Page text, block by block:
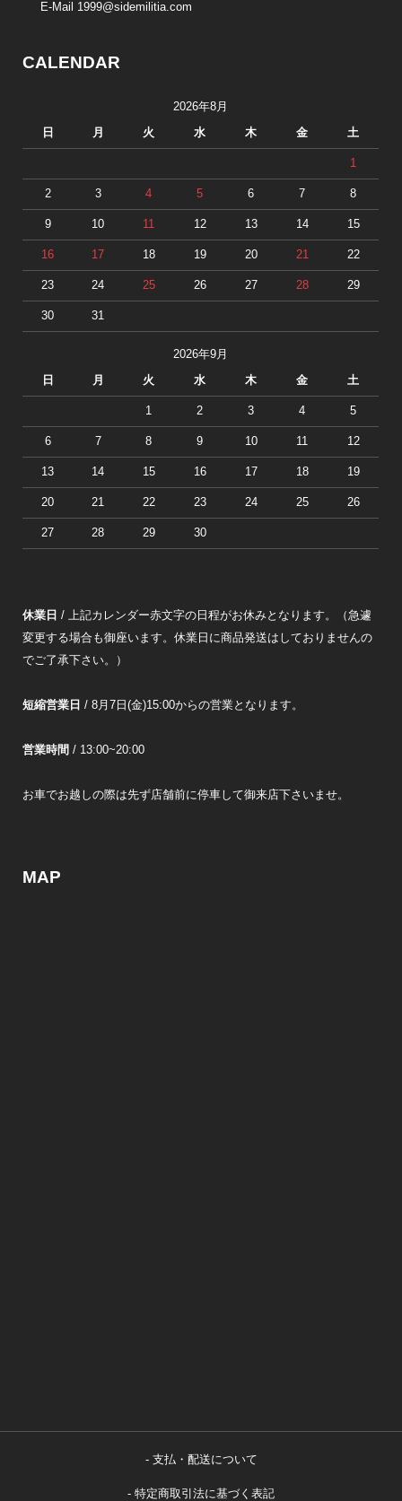
E-Mail 1999@sidemilitia.com
CALENDAR
2026年8月
日 月 火 水 木 金 土
1
2 3 4 5 6 7 8
9 10 11 12 13 14 15
16 17 18 19 20 21 22
23 24 25 26 27 28 29
30 31
2026年9月
日 月 火 水 木 金 土
1 2 3 4 5
6 7 8 9 10 11 12
13 14 15 16 17 18 19
20 21 22 23 24 25 26
27 28 29 30
休業日 / 上記カレンダー赤文字の日程がお休みとなります。（急遽
変更する場合も御座います。休業日に商品発送はしておりませんの
でご了承下さい。）
短縮営業日 / 8月7日(金)15:00からの営業となります。
営業時間 / 13:00~20:00
お車でお越しの際は先ず店舗前に停車して御来店下さいませ。
MAP
支払・配送について
特定商取引法に基づく表記